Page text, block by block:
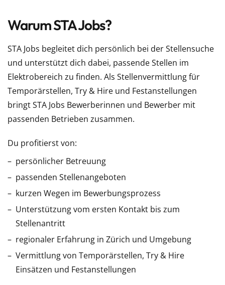
Warum STA Jobs?
STA Jobs begleitet dich persönlich bei der Stellensuche
und unterstützt dich dabei, passende Stellen im
Elektrobereich zu finden. Als Stellenvermittlung für
Temporärstellen, Try & Hire und Festanstellungen
bringt STA Jobs Bewerberinnen und Bewerber mit
passenden Betrieben zusammen.
Du profitierst von:
persönlicher Betreuung
passenden Stellenangeboten
kurzen Wegen im Bewerbungsprozess
Unterstützung vom ersten Kontakt bis zum
Stellenantritt
regionaler Erfahrung in Zürich und Umgebung
Vermittlung von Temporärstellen, Try & Hire
Einsätzen und Festanstellungen